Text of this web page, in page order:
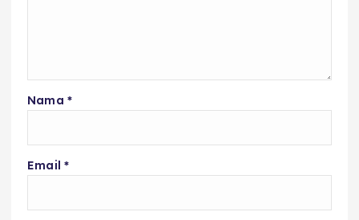
Nama *
Email *